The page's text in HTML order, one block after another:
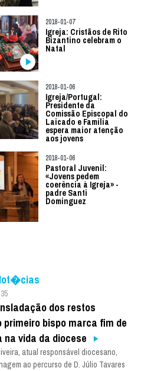
2018-01-07
Igreja: Cristãos de Rito
Bizantino celebram o
Natal
2018-01-06
Igreja/Portugal:
Presidente da
Comissão Episcopal do
Laicado e Família
espera maior atenção
aos jovens
2018-01-06
Pastoral Juvenil:
«Jovens pedem
coerência à Igreja» -
padre Santi
Dominguez
dos restos
primeiro bispo marca fim de
na vida da diocese
atual responsável diocesano,
ao percurso de D. Júlio Tavares